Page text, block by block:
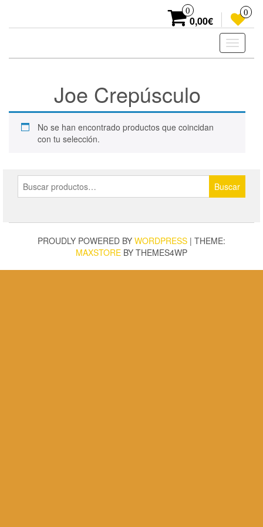
the
0
0,00€
0
Toggle
Joe Crepúsculo
No se han encontrado productos que coincidan
con tu selección.
Buscar
por:
Buscar
PROUDLY POWERED BY WORDPRESS | THEME:
MAXSTORE BY THEMES4WP